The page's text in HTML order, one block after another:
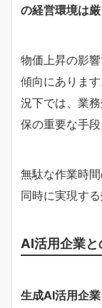
の経営環境は厳
物価上昇の影
傾向にありま
況下では、業
保の重要な手段
無駄な作業時
同時に実現す
AI活用企業と
生成AI活用企